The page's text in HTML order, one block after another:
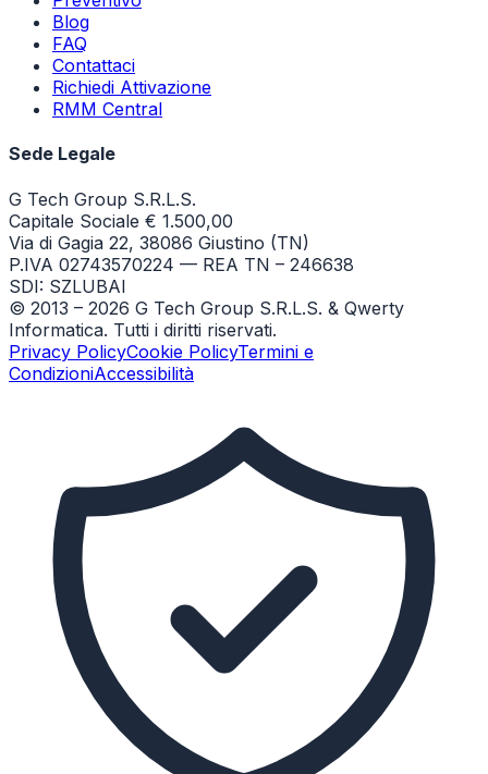
Blog
FAQ
Contattaci
Richiedi Attivazione
RMM Central
Sede Legale
G Tech Group S.R.L.S.
Capitale Sociale € 1.500,00
Via di Gagia 22, 38086 Giustino (TN)
P.IVA 02743570224 — REA TN – 246638
SDI: SZLUBAI
© 2013 – 2026 G Tech Group S.R.L.S. & Qwerty
Informatica. Tutti i diritti riservati.
Privacy PolicyCookie PolicyTermini e
CondizioniAccessibilità